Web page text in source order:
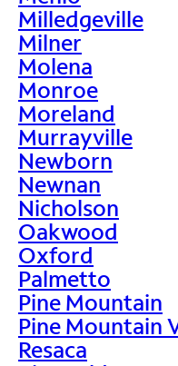
Milledgeville
Milner
Molena
Monroe
Moreland
Murrayville
Newborn
Newnan
Nicholson
Oakwood
Oxford
Palmetto
Pine Mountain
Pine Mountain
Resaca